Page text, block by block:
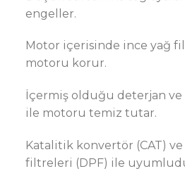
engeller.
Motor içerisinde ince yağ
motoru korur.
İçermiş olduğu deterjan ve
ile motoru temiz tutar.
Katalitik konvertör (CAT)
filtreleri (DPF) ile